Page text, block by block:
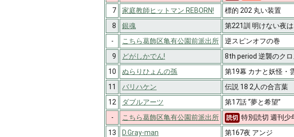
7
家庭教師ヒットマン REBORN!
標的 202 丸い装置
8
銀魂
第221訓 明けない夜
-
こちら葛飾区亀有公園前派出所
逆スピンオフの巻
9
どがしかでん!
8th period 逆襲のク
10
ぬらりひょんの孫
第19幕 カナと妖怪・
11
バリハケン
伝説 18 2人の合言葉
12
ダブルアーツ
第17話 “夢と希望”
-
こちら葛飾区亀有公園前派出所 読切 特別読切 週刊
13
D.Gray-man
第167夜 アンジ